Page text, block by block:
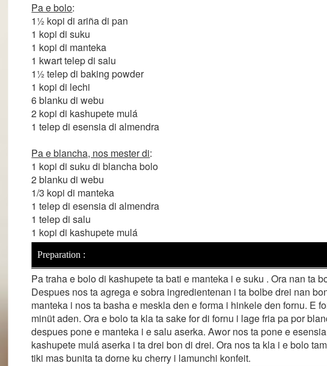
Pa e bolo:
1½ kopi di ariña di pan
1 kopi di suku
1 kopi di manteka
1 kwart telep di salu
1½ telep di baking powder
1 kopi di lechi
6 blanku di webu
2 kopi di kashupete mulá
1 telep di esensia di almendra
Pa e blancha, nos mester di:
1 kopi di suku di blancha bolo
2 blanku di webu
1/3 kopi di manteka
1 telep di esensia di almendra
1 telep di salu
1 kopi di kashupete mulá
Preparation :
Pa traha e bolo di kashupete ta bati e manteka i e suku . Ora nan ta
Despues nos ta agrega e sobra ingredientenan i ta bolbe drei nan
manteka i nos ta basha e meskla den e forma i hinkele den fornu. E
minüt aden. Ora e bolo ta kla ta sake for di fornu i lage fria pa por
despues pone e manteka i e salu aserka. Awor nos ta pone e
kashupete mulá aserka i ta drei bon di drei. Ora nos ta kla i e bolo
tiki mas bunita ta dorne ku cherry i lamunchi konfeit.